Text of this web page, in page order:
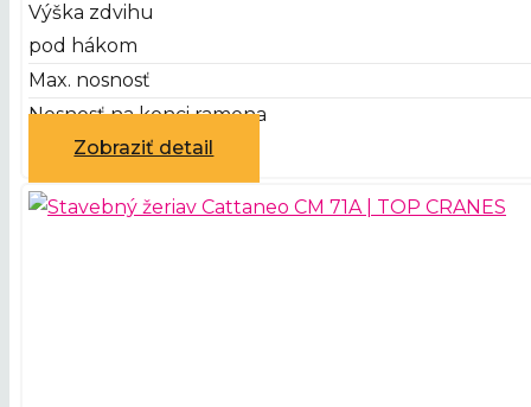
Výška zdvihu
pod hákom
Max. nosnosť
Nosnosť na konci ramena
Zobraziť detail